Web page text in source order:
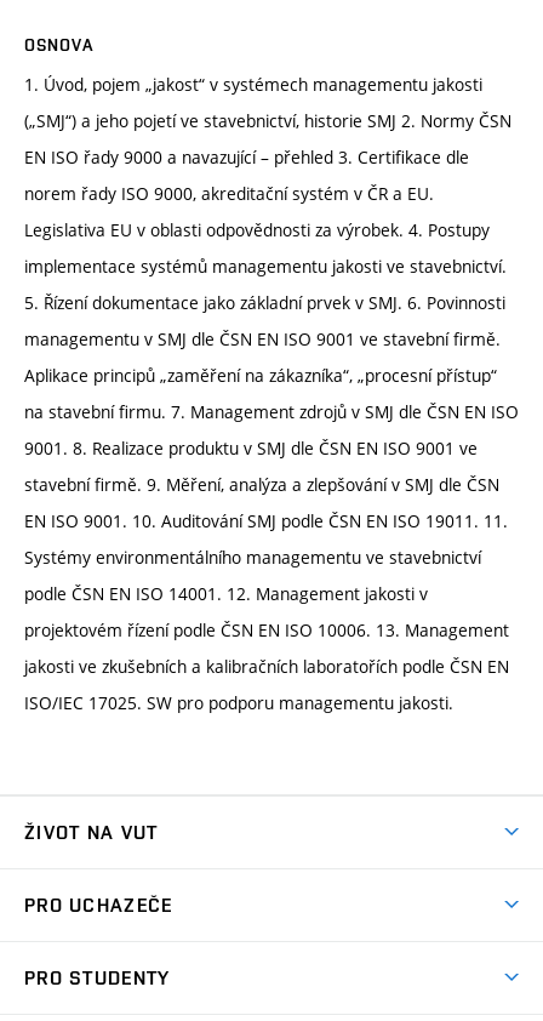
OSNOVA
1. Úvod, pojem „jakost“ v systémech managementu jakosti
(„SMJ“) a jeho pojetí ve stavebnictví, historie SMJ 2. Normy ČSN
EN ISO řady 9000 a navazující – přehled 3. Certifikace dle
norem řady ISO 9000, akreditační systém v ČR a EU.
Legislativa EU v oblasti odpovědnosti za výrobek. 4. Postupy
implementace systémů managementu jakosti ve stavebnictví.
5. Řízení dokumentace jako základní prvek v SMJ. 6. Povinnosti
managementu v SMJ dle ČSN EN ISO 9001 ve stavební firmě.
Aplikace principů „zaměření na zákazníka“, „procesní přístup“
na stavební firmu. 7. Management zdrojů v SMJ dle ČSN EN ISO
9001. 8. Realizace produktu v SMJ dle ČSN EN ISO 9001 ve
stavební firmě. 9. Měření, analýza a zlepšování v SMJ dle ČSN
EN ISO 9001. 10. Auditování SMJ podle ČSN EN ISO 19011. 11.
Systémy environmentálního managementu ve stavebnictví
podle ČSN EN ISO 14001. 12. Management jakosti v
projektovém řízení podle ČSN EN ISO 10006. 13. Management
jakosti ve zkušebních a kalibračních laboratořích podle ČSN EN
ISO/IEC 17025. SW pro podporu managementu jakosti.
ŽIVOT NA VUT
Koleje
PRO UCHAZEČE
PRO STUDENTY